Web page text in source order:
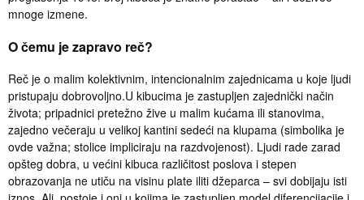
mnoge izmene.
O čemu je zapravo reč?
Reč je o malim kolektivnim, intencionalnim zajednicama u koje ljudi
pristupaju dobrovoljno.U kibucima je zastupljen zajednički način
života; pripadnici pretežno žive u malim kućama ili stanovima,
zajedno večeraju u velikoj kantini sedeći na klupama (simbolika je
ovde važna; stolice impliciraju na razdvojenost). Ljudi rade zarad
opšteg dobra, u većini kibuca različitost poslova i stepen
obrazovanja ne utiču na visinu plate iliti džeparca – svi dobijaju isti